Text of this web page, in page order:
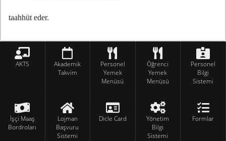
taahhüt eder.
AKTS
Akademik
Takvim
Personel
Yemek
Menüsü
Öğrenci
Yemek
Menüsü
Personel
Bilgi
Sistemi
İşçi Maaş
Bordroları
Lojman
Başvuru
Sistemi
Dicle Card
Yönetim
Bilgi
Sistemi
Formlar